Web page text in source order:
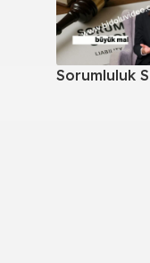
Sorumluluk